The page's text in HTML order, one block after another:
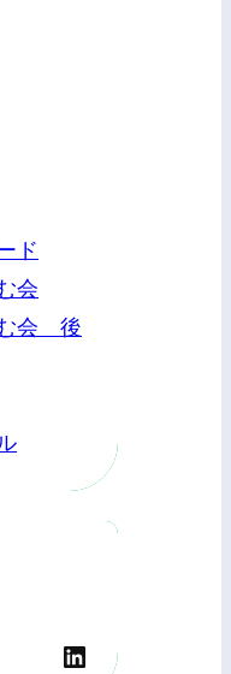
ド
会
会 後
LinkedIn